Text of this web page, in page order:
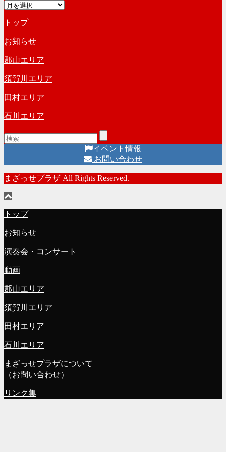
ゴ
ー
ア
カ
イ
ブ
トップ
お知らせ
郡山エリア
須賀川エリア
田村エリア
石川エリア
イベント情報
お問い合わせ
まざっせプラザ All Rights Reserved.
トップ
お知らせ
演奏会・コンサート
動画
郡山エリア
須賀川エリア
田村エリア
石川エリア
まざっせプラザについて
（お問い合わせ）
リンク集